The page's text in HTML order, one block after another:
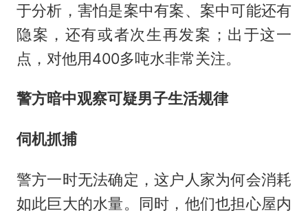
于分析，害怕是案中有案、案中可能还有
隐案，还有或者次生再发案；出于这一
点，对他用400多吨水非常关注。
警方暗中观察可疑男子生活规律
伺机抓捕
警方一时无法确定，这户人家为何会消耗
如此巨大的水量。同时，他们也担心屋内